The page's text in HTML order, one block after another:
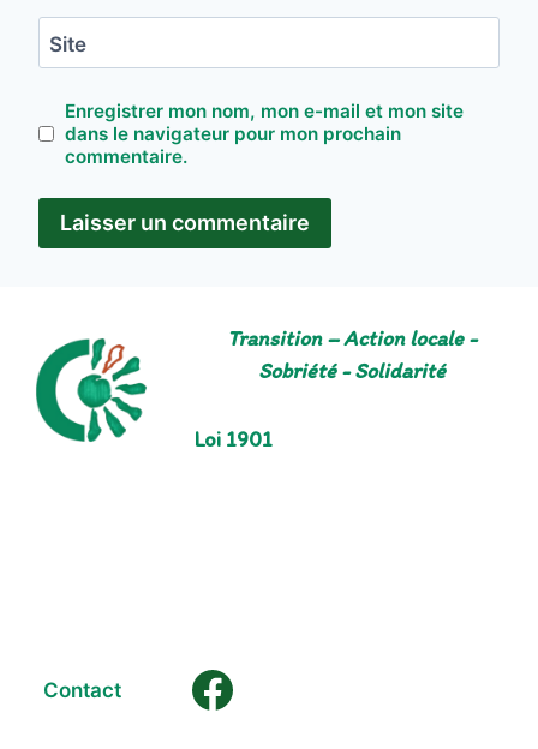
Site
Enregistrer mon nom, mon e-mail et mon site
dans le navigateur pour mon prochain
commentaire.
Transition – Action locale -
Sobriété - Solidarité
Loi 1901
Contact